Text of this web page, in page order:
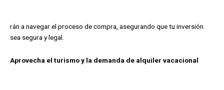
rán a navegar el proceso de compra, asegurando que tu inversión
sea segura y legal.
Aprovecha el turismo y la demanda de alquiler vacacional